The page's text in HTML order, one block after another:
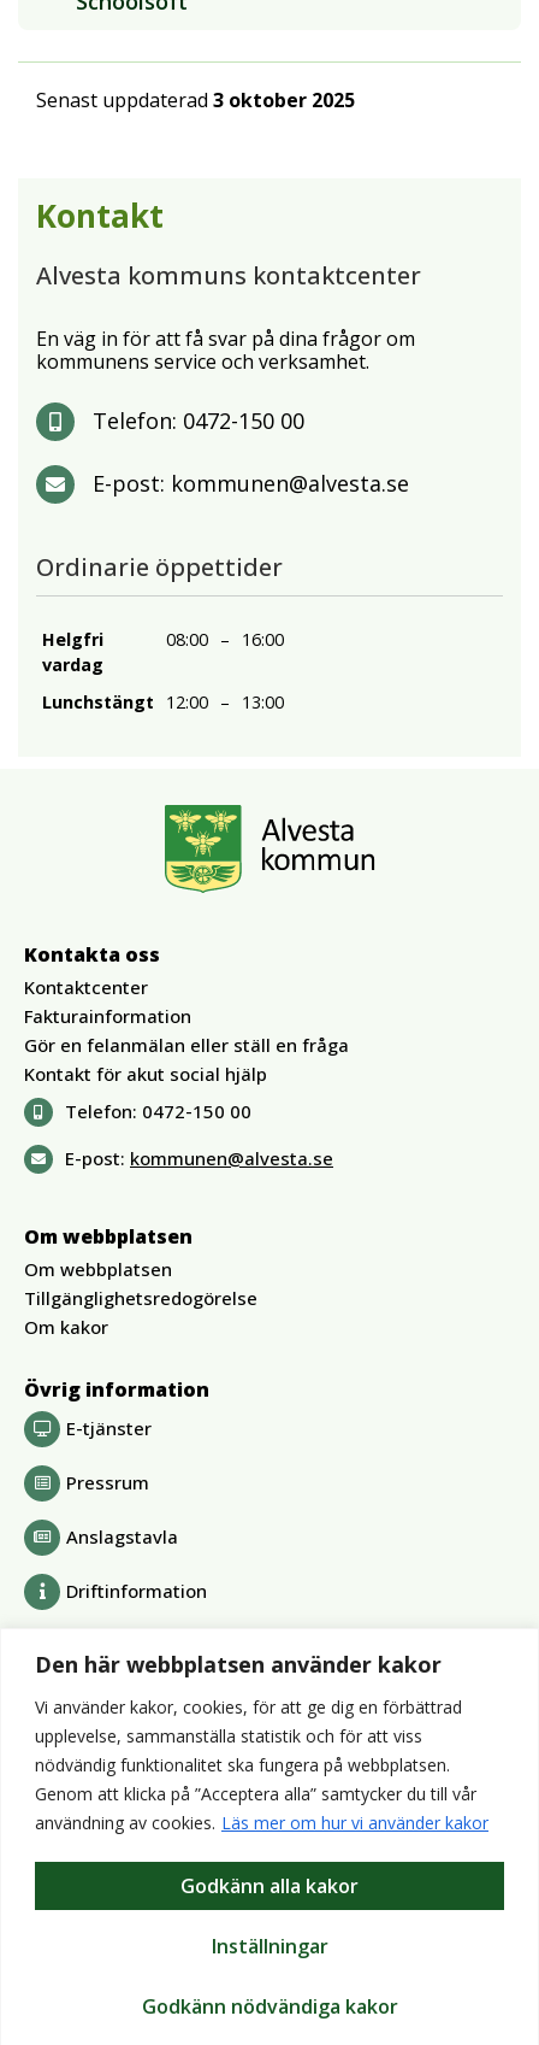
Den här webbplatsen använder kakor
Vi använder kakor, cookies, för att ge dig en förbättrad
upplevelse, sammanställa statistik och för att viss
nödvändig funktionalitet ska fungera på webbplatsen.
Genom att klicka på ”Acceptera alla” samtycker du till vår
användning av cookies. Läs mer om hur vi använder kakor
Inställningar
Godkänn nödvändiga kakor
Godkänn alla kakor
Senast uppdaterad 3 oktober 2025
Kontakt
Alvesta kommuns kontaktcenter
En väg in för att få svar på dina frågor om
kommunens service och verksamhet.
Telefon: 0472-150 00
E-post: kommunen@alvesta.se
Ordinarie öppettider
Helgfri
vardag
08:00 – 16:00
Lunchstängt 12:00 – 13:00
Kontakta oss
Kontaktcenter
Fakturainformation
Gör en felanmälan eller ställ en fråga
Kontakt för akut social hjälp
Telefon: 0472-150 00
E-post: kommunen@alvesta.se
Om webbplatsen
Om webbplatsen
Tillgänglighetsredogörelse
Om kakor
Övrig information
E-tjänster
Pressrum
Anslagstavla
Driftinformation
Alvesta Renhållnings AB
Alvesta Energi AB
AllboHus Bostad AB
Huseby bruk AB
Värends räddningstjänst
Wexnet AB